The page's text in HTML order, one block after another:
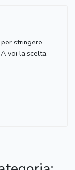
stringere
voi la scelta.